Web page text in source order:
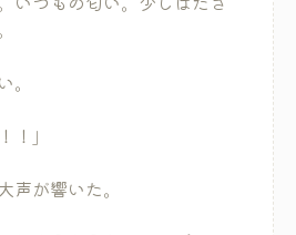
！」
声が響いた。